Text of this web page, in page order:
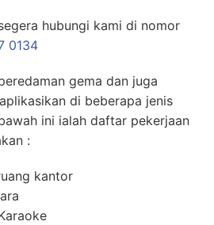
hubungi kami di nomor
0134
gema dan juga
di beberapa jenis
ini ialah daftar pekerjaan
:
kantor